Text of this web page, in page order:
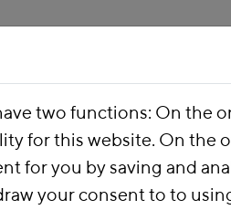
two functions: On the
for this website. On the
for you by saving and
your consent to to